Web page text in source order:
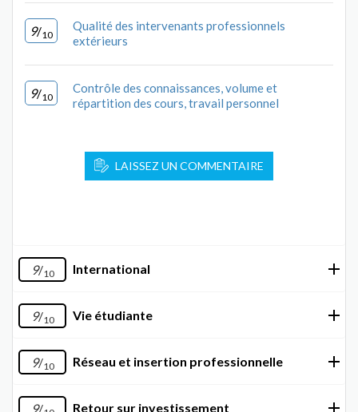
9/10
Qualité des intervenants professionnels
extérieurs
9/10
Contrôle des connaissances, volume et
répartition des cours, travail personnel
LAISSEZ UN COMMENTAIRE
9/10 International
9/10 Vie étudiante
9/10 Réseau et insertion professionnelle
9/ Retour sur investissement